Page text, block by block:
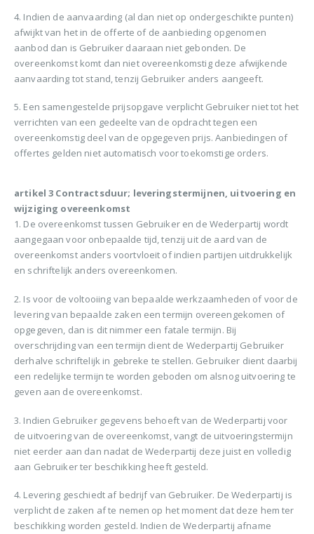
4. Indien de aanvaarding (al dan niet op ondergeschikte punten)
afwijkt van het in de offerte of de aanbieding opgenomen
aanbod dan is Gebruiker daaraan niet gebonden. De
overeenkomst komt dan niet overeenkomstig deze afwijkende
aanvaarding tot stand, tenzij Gebruiker anders aangeeft.
5. Een samengestelde prijsopgave verplicht Gebruiker niet tot het
verrichten van een gedeelte van de opdracht tegen een
overeenkomstig deel van de opgegeven prijs. Aanbiedingen of
offertes gelden niet automatisch voor toekomstige orders.
artikel 3 Contractsduur; leveringstermijnen, uitvoering en
wijziging overeenkomst
1. De overeenkomst tussen Gebruiker en de Wederpartij wordt
aangegaan voor onbepaalde tijd, tenzij uit de aard van de
overeenkomst anders voortvloeit of indien partijen uitdrukkelijk
en schriftelijk anders overeenkomen.
2. Is voor de voltooiing van bepaalde werkzaamheden of voor de
levering van bepaalde zaken een termijn overeengekomen of
opgegeven, dan is dit nimmer een fatale termijn. Bij
overschrijding van een termijn dient de Wederpartij Gebruiker
derhalve schriftelijk in gebreke te stellen. Gebruiker dient daarbij
een redelijke termijn te worden geboden om alsnog uitvoering te
geven aan de overeenkomst.
3. Indien Gebruiker gegevens behoeft van de Wederpartij voor
de uitvoering van de overeenkomst, vangt de uitvoeringstermijn
niet eerder aan dan nadat de Wederpartij deze juist en volledig
aan Gebruiker ter beschikking heeft gesteld.
4. Levering geschiedt af bedrijf van Gebruiker. De Wederpartij is
verplicht de zaken af te nemen op het moment dat deze hem ter
beschikking worden gesteld. Indien de Wederpartij afname